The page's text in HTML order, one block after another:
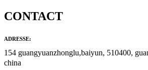
CONTACT
ADRESSE:
154 guangyuanzhonglu,baiyun, 510400,
china